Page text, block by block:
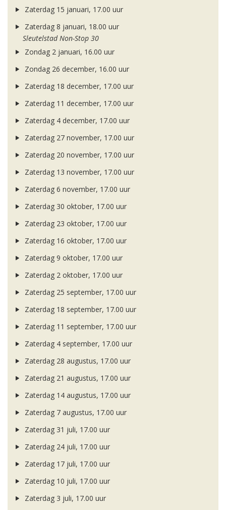
Zaterdag 15 januari, 17.00 uur
Zaterdag 8 januari, 18.00 uur
Sleutelstad Non-Stop 30
Zondag 2 januari, 16.00 uur
Zondag 26 december, 16.00 uur
Zaterdag 18 december, 17.00 uur
Zaterdag 11 december, 17.00 uur
Zaterdag 4 december, 17.00 uur
Zaterdag 27 november, 17.00 uur
Zaterdag 20 november, 17.00 uur
Zaterdag 13 november, 17.00 uur
Zaterdag 6 november, 17.00 uur
Zaterdag 30 oktober, 17.00 uur
Zaterdag 23 oktober, 17.00 uur
Zaterdag 16 oktober, 17.00 uur
Zaterdag 9 oktober, 17.00 uur
Zaterdag 2 oktober, 17.00 uur
Zaterdag 25 september, 17.00 uur
Zaterdag 18 september, 17.00 uur
Zaterdag 11 september, 17.00 uur
Zaterdag 4 september, 17.00 uur
Zaterdag 28 augustus, 17.00 uur
Zaterdag 21 augustus, 17.00 uur
Zaterdag 14 augustus, 17.00 uur
Zaterdag 7 augustus, 17.00 uur
Zaterdag 31 juli, 17.00 uur
Zaterdag 24 juli, 17.00 uur
Zaterdag 17 juli, 17.00 uur
Zaterdag 10 juli, 17.00 uur
Zaterdag 3 juli, 17.00 uur